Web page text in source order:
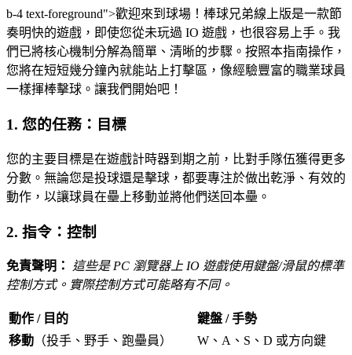
b-4 text-foreground">歡迎來到球場！棒球兄弟線上版是一款節
奏明快的遊戲，即使您從未玩過 IO 遊戲，也很容易上手。我
們已將核心機制分解為簡單、清晰的步驟。按照本指南操作，
您將在短短幾分鐘內就能站上打擊區，像經驗豐富的職業球員
一樣揮棒擊球。讓我們開始吧！
1. 您的任務：目標
您的主要目標是在遊戲計時器到期之前，比對手隊伍獲得更多
分數。無論您是投球還是擊球，都要專注於做出乾淨、有效的
動作，以讓球員在壘上移動並將他們送回本壘。
2. 指令：控制
免責聲明：
這些是 PC 瀏覽器上 IO 遊戲使用鍵盤/滑鼠的標準
控制方式。實際控制方式可能略有不同。
動作 / 目的
鍵盤 / 手勢
移動 （投手、野手、跑壘員）
W、A、S、D 或方向鍵